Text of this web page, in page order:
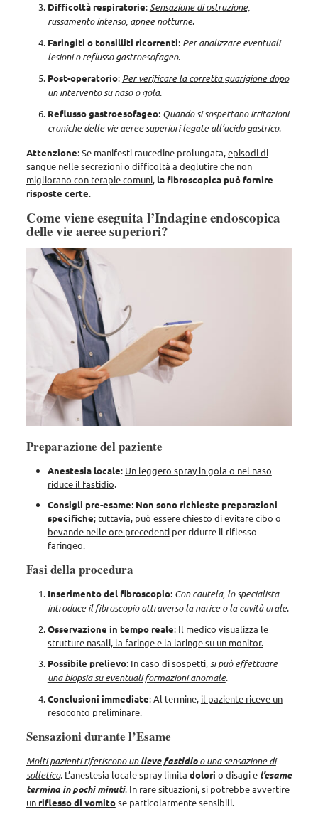
Difficoltà respiratorie:Sensazione di ostruzione,
russamento intenso, apnee notturne.
Faringiti o tonsilliti ricorrenti: Per analizzare eventuali
lesioni o reflusso gastroesofageo.
Post-operatorio: Per verificare la corretta guarigione dopo
un intervento su naso o gola.
Reflusso gastroesofageo: Quando si sospettano irritazioni
croniche delle vie aeree superiori legate all’acido gastrico.
Attenzione: Se manifesti raucedine prolungata,episodi di
sangue nelle secrezioni o difficoltà a deglutire che non
migliorano con terapie comuni, la fibroscopica può fornire
risposte certe.
Come viene eseguita l’Indagine endoscopica
delle vie aeree superiori?
Preparazione del paziente
Anestesia locale: Un leggero spray in gola o nel naso
riduce il fastidio.
Consigli pre-esame: Non sono richieste preparazioni
specifiche; tuttavia, può essere chiesto di evitare cibo o
bevande nelle ore precedentiper ridurre il riflesso
faringeo.
Fasi della procedura
Inserimento del fibroscopio: Con cautela, lo specialista
introduce il fibroscopio attraverso la narice o la cavità orale.
Osservazione in tempo reale: Il medico visualizza le
strutture nasali, la faringe e la laringe su un monitor.
Possibile prelievo: In caso di sospetti,si può effettuare
una biopsia su eventuali formazioni anomale.
Conclusioni immediate: Al termine, il paziente riceve un
resoconto preliminare.
Sensazioni durante l’Esame
Molti pazienti riferiscono unlieve fastidioo una sensazione di
solletico. L’anestesia locale spray limita dolori o disagi e l’esame
termina in pochi minuti. In rare situazioni, si potrebbe avvertire
un riflesso di vomitose particolarmente sensibili.